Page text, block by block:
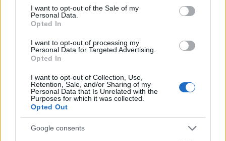
consent section.
I want to opt-out of the Sale of my
Personal Data.
Opted In
I want to opt-out of processing my
Personal Data for Targeted Advertising.
Opted In
I want to opt-out of Collection, Use,
Retention, Sale, and/or Sharing of my
Personal Data that Is Unrelated with the
Purposes for which it was collected.
Opted Out
Google consents